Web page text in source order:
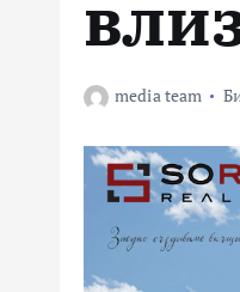
media team